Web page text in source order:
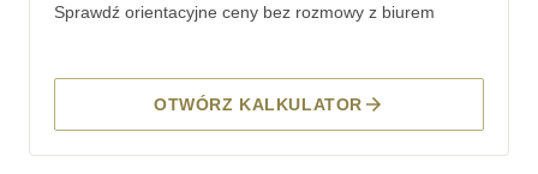
Sprawdź orientacyjne ceny bez rozmowy z biurem
OTWÓRZ KALKULATOR